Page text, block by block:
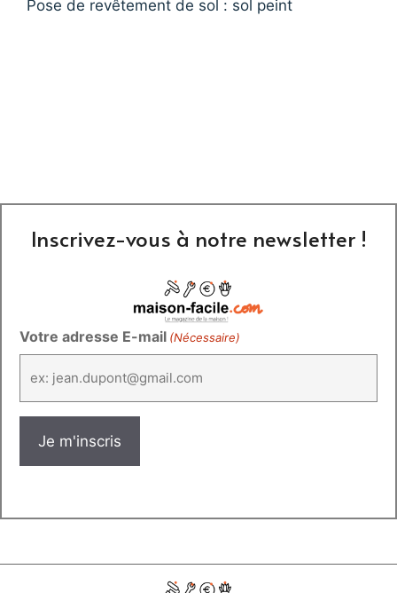
Pose de revêtement de sol : sol peint
Inscrivez-vous à notre newsletter !
Votre adresse E-mail (Nécessaire)